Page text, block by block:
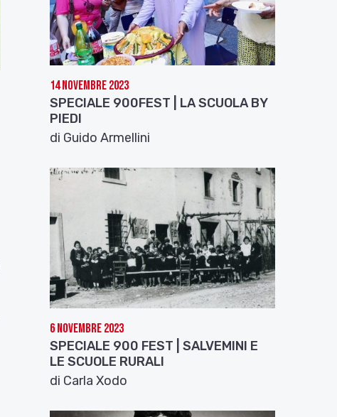
14 Novembre 2023
SPECIALE 900FEST | LA SCUOLA BY
PIEDI
di Guido Armellini
6 Novembre 2023
SPECIALE 900 FEST | SALVEMINI E
LE SCUOLE RURALI
di Carla Xodo